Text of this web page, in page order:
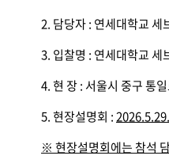
2. 담당자 : 연세대학교
3. 입찰명 : 연세대학교
4. 현 장 : 서울시 중구 통
5. 현장설명회 :
※ 현장설명회에는 참석